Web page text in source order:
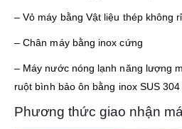
– Vỏ máy bằng Vật liệu thép không
– Chân máy bằng inox cứng
– Máy nước nóng lạnh năng lượng
ruột bình bảo ôn bằng inox SUS 304
Phương thức giao nhận